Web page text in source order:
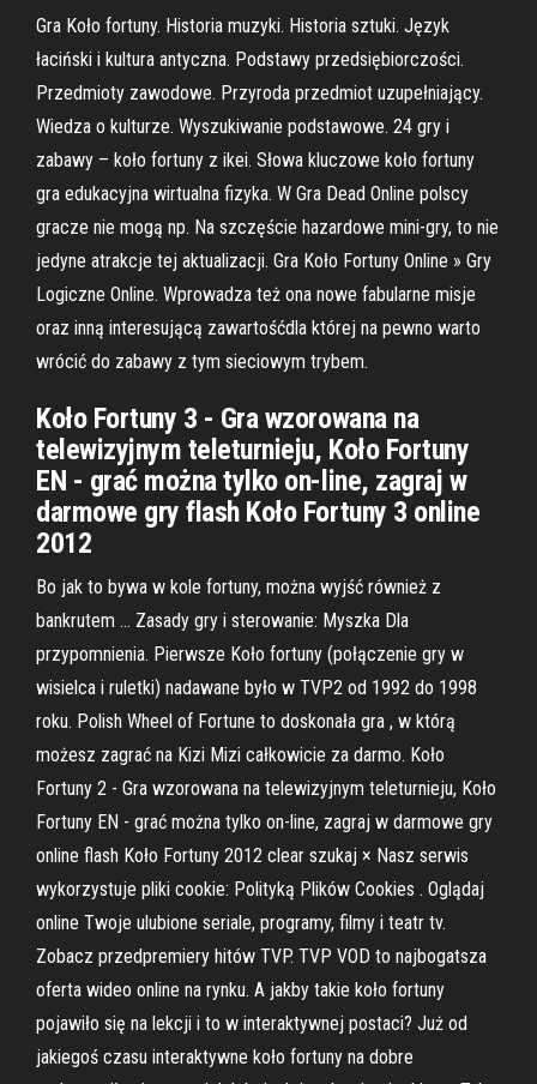
Gra Koło fortuny. Historia muzyki. Historia sztuki. Język
łaciński i kultura antyczna. Podstawy przedsiębiorczości.
Przedmioty zawodowe. Przyroda przedmiot uzupełniający.
Wiedza o kulturze. Wyszukiwanie podstawowe. 24 gry i
zabawy – koło fortuny z ikei. Słowa kluczowe koło fortuny
gra edukacyjna wirtualna fizyka. W Gra Dead Online polscy
gracze nie mogą np. Na szczęście hazardowe mini-gry, to nie
jedyne atrakcje tej aktualizacji. Gra Koło Fortuny Online » Gry
Logiczne Online. Wprowadza też ona nowe fabularne misje
oraz inną interesującą zawartośćdla której na pewno warto
wrócić do zabawy z tym sieciowym trybem.
Koło Fortuny 3 - Gra wzorowana na
telewizyjnym teleturnieju, Koło Fortuny
EN - grać można tylko on-line, zagraj w
darmowe gry flash Koło Fortuny 3 online
2012
Bo jak to bywa w kole fortuny, można wyjść również z
bankrutem … Zasady gry i sterowanie: Myszka Dla
przypomnienia. Pierwsze Koło fortuny (połączenie gry w
wisielca i ruletki) nadawane było w TVP2 od 1992 do 1998
roku. Polish Wheel of Fortune to doskonała gra , w którą
możesz zagrać na Kizi Mizi całkowicie za darmo. Koło
Fortuny 2 - Gra wzorowana na telewizyjnym teleturnieju, Koło
Fortuny EN - grać można tylko on-line, zagraj w darmowe gry
online flash Koło Fortuny 2012 clear szukaj × Nasz serwis
wykorzystuje pliki cookie: Polityką Plików Cookies . Oglądaj
online Twoje ulubione seriale, programy, filmy i teatr tv.
Zobacz przedpremiery hitów TVP. TVP VOD to najbogatsza
oferta wideo online na rynku. A jakby takie koło fortuny
pojawiło się na lekcji i to w interaktywnej postaci? Już od
jakiegoś czasu interaktywne koło fortuny na dobre